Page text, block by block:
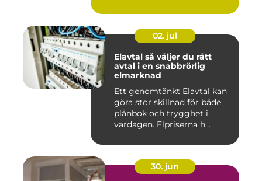
02. jul
Elavtal så väljer du rätt
avtal i en snabbrörlig
elmarknad
Ett genomtänkt Elavtal kan
göra stor skillnad för både
plånbok och trygghet i
vardagen. Elpriserna h...
30. jun